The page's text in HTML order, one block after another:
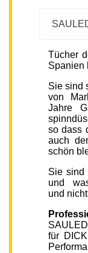
Tücher
Spanien
Sie sind
von
Jahre
so dass
auch
schön
Sie sind
und
und
für